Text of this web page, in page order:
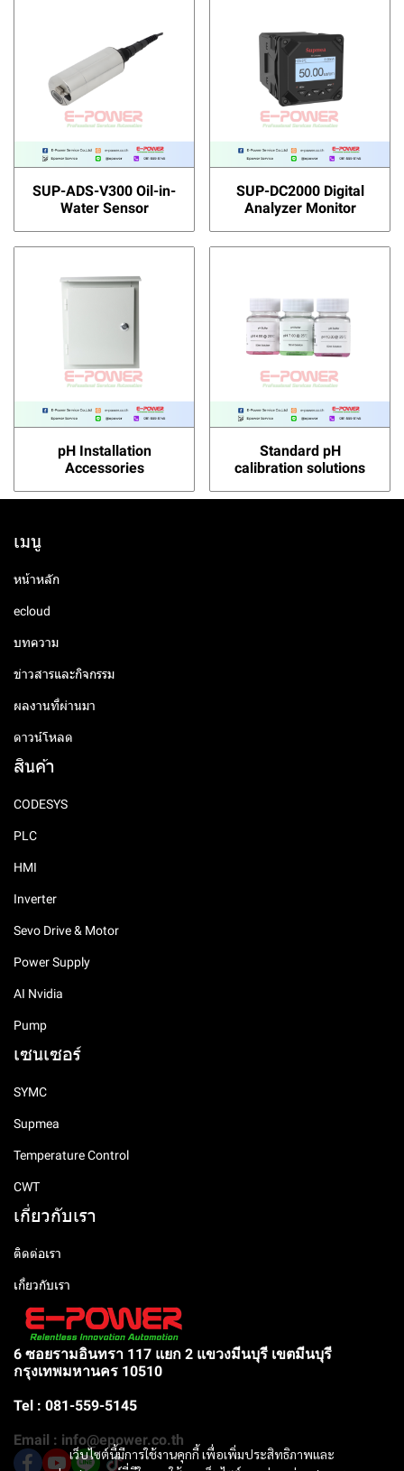
SUP-ADS-V300 Oil-in-
Water Sensor
SUP-DC2000 Digital
Analyzer Monitor
pH Installation
Accessories
Standard pH
calibration solutions
เว็บไซต์นี้มีการใช้งานคุกกี้ เพื่อเพิ่มประสิทธิภาพและ
เมนู
หน้าหลัก
ecloud
บทความ
ข่าวสารและกิจกรรม
ผลงานที่ผ่านมา
ดาวน์โหลด
สินค้า
CODESYS
PLC
HMI
Inverter
Sevo Drive & Motor
Power Supply
AI Nvidia
Pump
เซนเซอร์
SYMC
Supmea
Temperature Control
CWT
เกี่ยวกับเรา
ติดต่อเรา
เกี่ยวกับเรา
6 ซอยรามอินทรา 117 แยก 2 แขวงมีนบุรี เขตมีนบุรี
กรุงเทพมหานคร 10510
Tel : 081-559-5145
Email : info@epower.co.th